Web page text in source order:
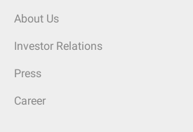
About Us
Investor Relations
Press
Career